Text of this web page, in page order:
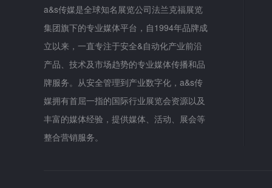
a&s传媒是全球知名展览公司法兰克福展览
集团旗下的专业媒体平台，自1994年品牌成
立以来，一直专注于安全&自动化产业前沿
产品、技术及市场趋势的专业媒体传播和品
牌服务。从安全管理到产业数字化，a&s传
媒拥有首屈一指的国际行业展览会资源以及
丰富的媒体经验，提供媒体、活动、展会等
整合营销服务。